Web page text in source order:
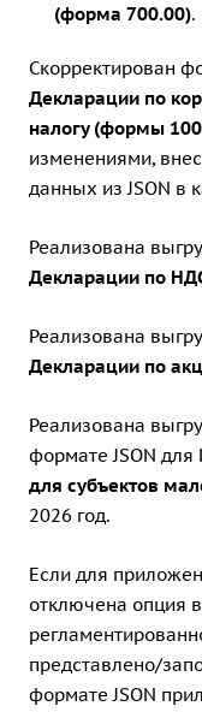
(форма 700.00).
Скорректирован
Декларации по
налогу (формы
изменениями,
данных из JSON в
Реализована
Декларации по
Реализована
Декларации по
Реализована
формате JSON
для субъектов
2026 год.
Если для
отключена опция
представлено/
формате JSON